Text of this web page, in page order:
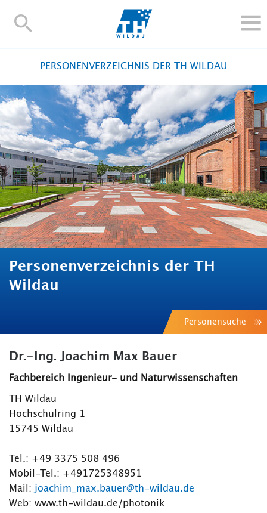
TH-
FORSCHUNG UND TRANSFER
ALUMNI
HOCHSCHULE
INTERNATIONAL
BESCHÄFTIGTE
Blogs Kontakt und Anfahrt Webmail Moodle
TH Online-Portal Personensuche English
PERSONENVERZEICHNIS DER TH WILDAU
Personenverzeichnis der TH
Wildau
Personensuche
Dr.-Ing. Joachim Max Bauer
Fachbereich Ingenieur- und Naturwissenschaften
TH Wildau
Hochschulring 1
15745 Wildau
Tel.: +49 3375 508 496
Mobil-Tel.: +491725348951
Mail: joachim_max.bauer@th-wildau.de
Web: www.th-wildau.de/photonik